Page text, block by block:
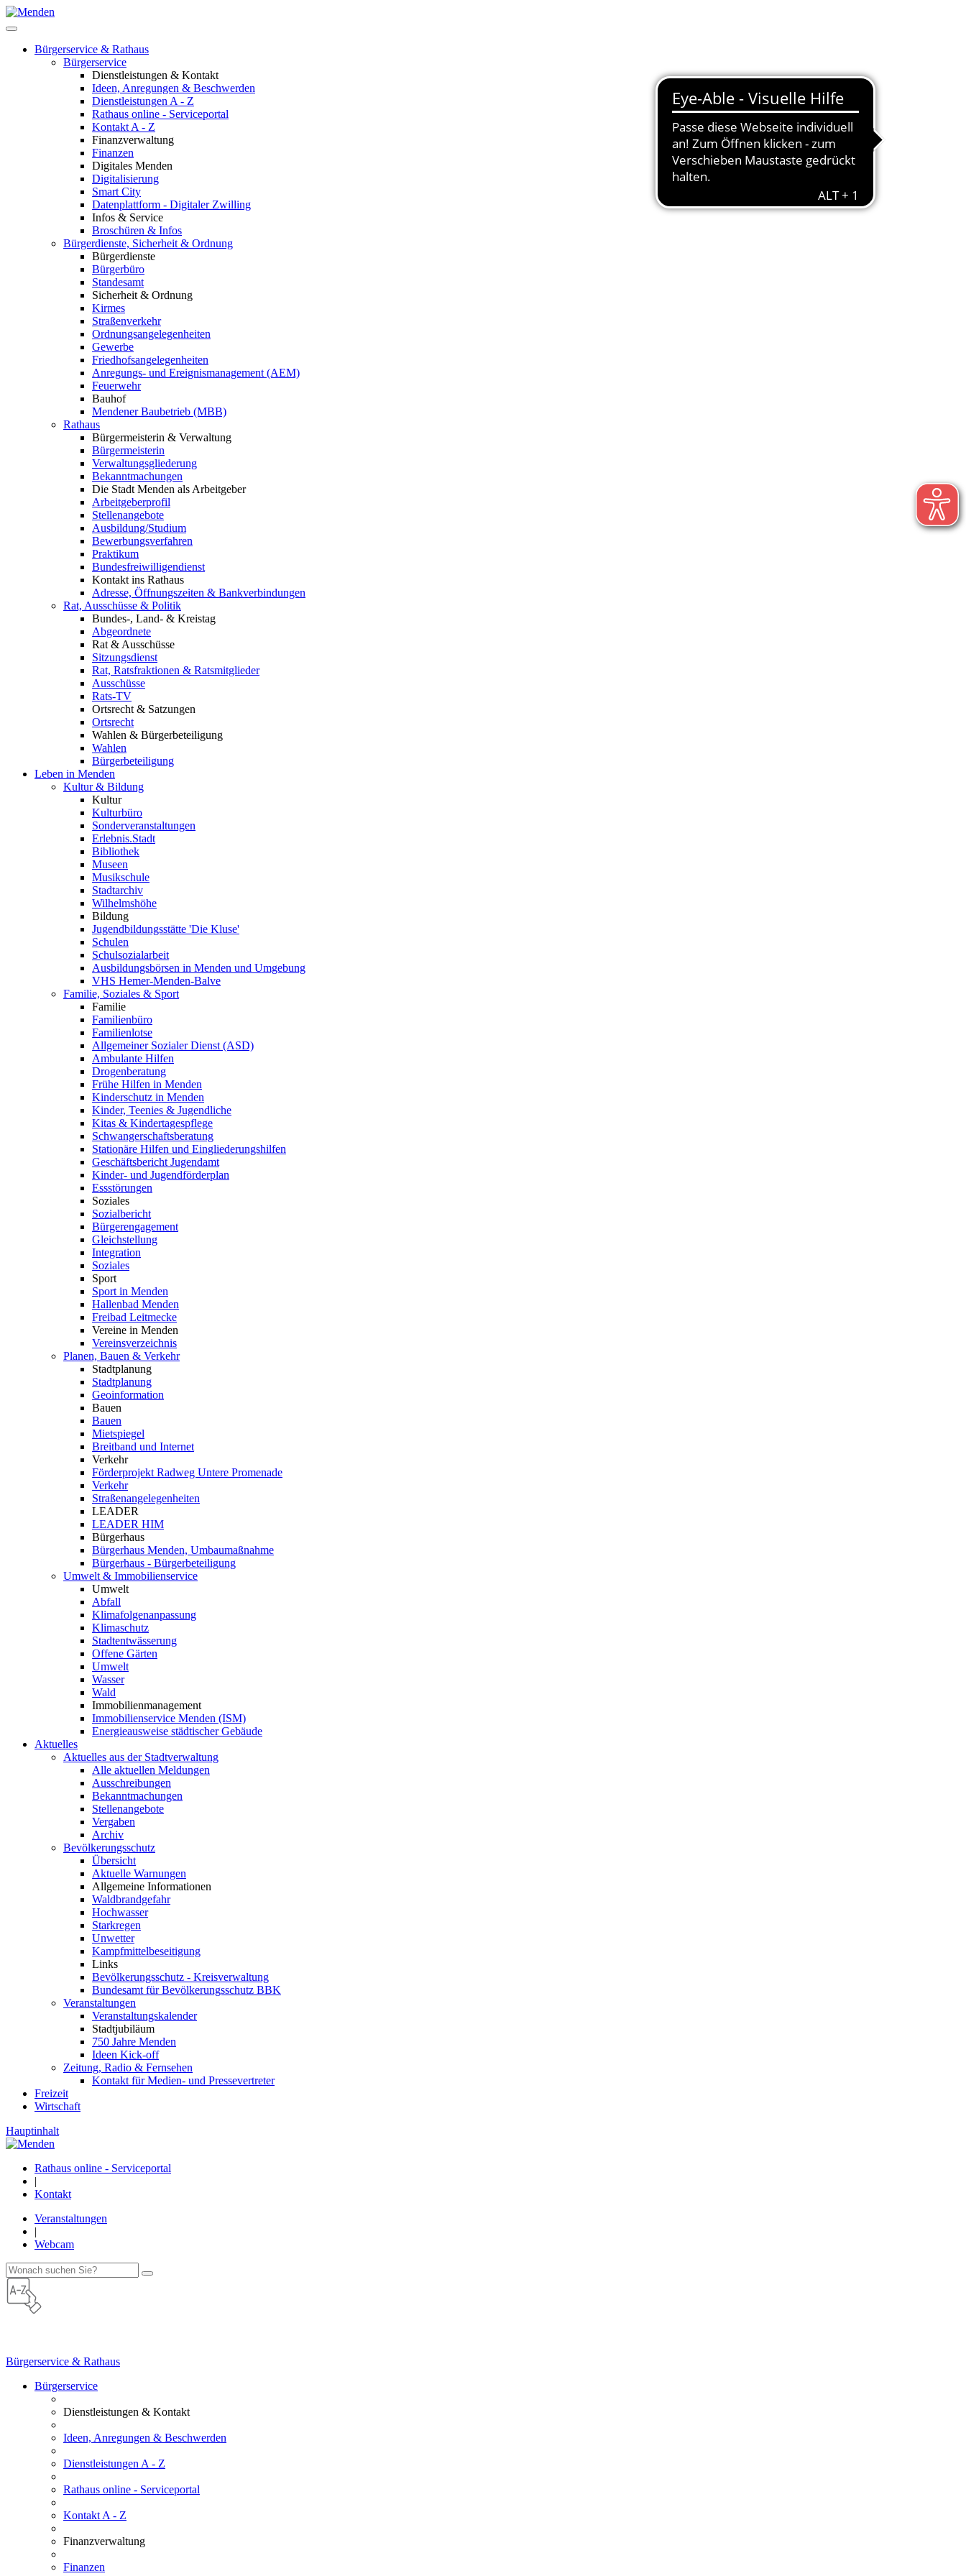
Bürgerservice & Rathaus
Bürgerservice
Dienstleistungen & Kontakt
Ideen, Anregungen & Beschwerden
Dienstleistungen A - Z
Rathaus online - Serviceportal
Kontakt A - Z
Finanzverwaltung
Finanzen
Digitales Menden
Digitalisierung
Smart City
Datenplattform - Digitaler Zwilling
Infos & Service
Broschüren & Infos
Bürgerdienste, Sicherheit & Ordnung
Bürgerdienste
Bürgerbüro
Standesamt
Sicherheit & Ordnung
Kirmes
Straßenverkehr
Ordnungsangelegenheiten
Gewerbe
Friedhofsangelegenheiten
Anregungs- und Ereignismanagement (AEM)
Feuerwehr
Bauhof
Mendener Baubetrieb (MBB)
Rathaus
Bürgermeisterin & Verwaltung
Bürgermeisterin
Verwaltungsgliederung
Bekanntmachungen
Die Stadt Menden als Arbeitgeber
Arbeitgeberprofil
Stellenangebote
Ausbildung/Studium
Bewerbungsverfahren
Praktikum
Bundesfreiwilligendienst
Kontakt ins Rathaus
Adresse, Öffnungszeiten & Bankverbindungen
Rat, Ausschüsse & Politik
Bundes-, Land- & Kreistag
Abgeordnete
Rat & Ausschüsse
Sitzungsdienst
Rat, Ratsfraktionen & Ratsmitglieder
Ausschüsse
Rats-TV
Ortsrecht & Satzungen
Ortsrecht
Wahlen & Bürgerbeteiligung
Wahlen
Bürgerbeteiligung
Leben in Menden
Kultur & Bildung
Kultur
Kulturbüro
Sonderveranstaltungen
Erlebnis.Stadt
Bibliothek
Museen
Musikschule
Stadtarchiv
Wilhelmshöhe
Bildung
Jugendbildungsstätte 'Die Kluse'
Schulen
Schulsozialarbeit
Ausbildungsbörsen in Menden und Umgebung
VHS Hemer-Menden-Balve
Familie, Soziales & Sport
Familie
Familienbüro
Familienlotse
Allgemeiner Sozialer Dienst (ASD)
Ambulante Hilfen
Drogenberatung
Frühe Hilfen in Menden
Kinderschutz in Menden
Kinder, Teenies & Jugendliche
Kitas & Kindertagespflege
Schwangerschaftsberatung
Stationäre Hilfen und Eingliederungshilfen
Geschäftsbericht Jugendamt
Kinder- und Jugendförderplan
Essstörungen
Soziales
Sozialbericht
Bürgerengagement
Gleichstellung
Integration
Soziales
Sport
Sport in Menden
Hallenbad Menden
Freibad Leitmecke
Vereine in Menden
Vereinsverzeichnis
Planen, Bauen & Verkehr
Stadtplanung
Stadtplanung
Geoinformation
Bauen
Bauen
Mietspiegel
Breitband und Internet
Verkehr
Förderprojekt Radweg Untere Promenade
Verkehr
Straßenangelegenheiten
LEADER
LEADER HIM
Bürgerhaus
Bürgerhaus Menden, Umbaumaßnahme
Bürgerhaus - Bürgerbeteiligung
Umwelt & Immobilienservice
Umwelt
Abfall
Klimafolgenanpassung
Klimaschutz
Stadtentwässerung
Offene Gärten
Umwelt
Wasser
Wald
Immobilienmanagement
Immobilienservice Menden (ISM)
Energieausweise städtischer Gebäude
Aktuelles
Aktuelles aus der Stadtverwaltung
Alle aktuellen Meldungen
Ausschreibungen
Bekanntmachungen
Stellenangebote
Vergaben
Archiv
Bevölkerungsschutz
Übersicht
Aktuelle Warnungen
Allgemeine Informationen
Waldbrandgefahr
Hochwasser
Starkregen
Unwetter
Kampfmittelbeseitigung
Links
Bevölkerungsschutz - Kreisverwaltung
Bundesamt für Bevölkerungsschutz BBK
Veranstaltungen
Veranstaltungskalender
Stadtjubiläum
750 Jahre Menden
Ideen Kick-off
Zeitung, Radio & Fernsehen
Kontakt für Medien- und Pressevertreter
Freizeit
Wirtschaft
Hauptinhalt
Rathaus online - Serviceportal
|
Kontakt
Veranstaltungen
|
Webcam
Bürgerservice & Rathaus
Bürgerservice
Dienstleistungen & Kontakt
Ideen, Anregungen & Beschwerden
Dienstleistungen A - Z
Rathaus online - Serviceportal
Kontakt A - Z
Finanzverwaltung
Finanzen